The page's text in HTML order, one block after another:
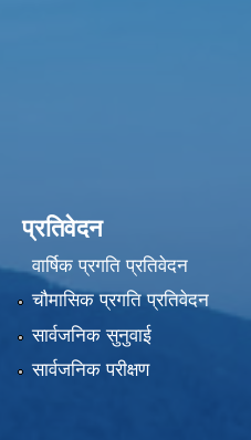
प्रतिवेदन
वार्षिक प्रगति प्रतिवेदन
चौमासिक प्रगति प्रतिवेदन
सार्वजनिक सुनुवाई
सार्वजनिक परीक्षण